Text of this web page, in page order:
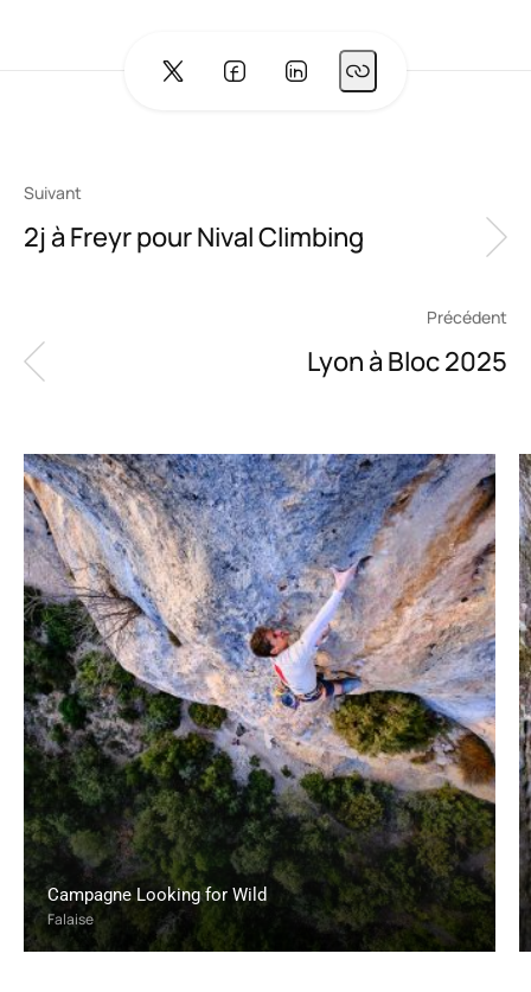
Suivant
2j à Freyr pour Nival Climbing
Précédent
Lyon à Bloc 2025
Campagne Looking for Wild
Falaise